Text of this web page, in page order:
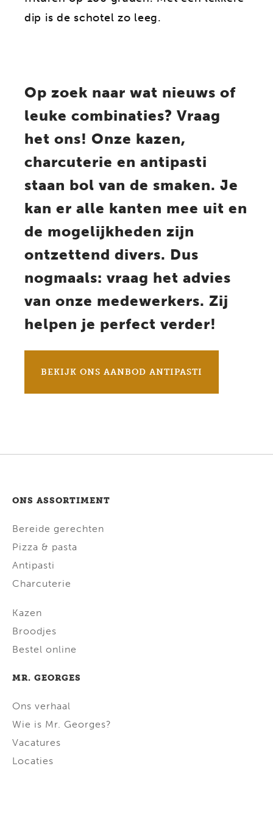
dip is de schotel zo leeg.
Op zoek naar wat nieuws of
leuke combinaties? Vraag
het ons! Onze kazen,
charcuterie en antipasti
staan bol van de smaken. Je
kan er alle kanten mee uit en
de mogelijkheden zijn
ontzettend divers. Dus
nogmaals: vraag het advies
van onze medewerkers. Zij
helpen je perfect verder!
BEKIJK ONS AANBOD ANTIPASTI
ONS ASSORTIMENT
Bereide gerechten
Pizza & pasta
Antipasti
Charcuterie
Kazen
Broodjes
Bestel online
MR. GEORGES
Ons verhaal
Wie is Mr. Georges?
Vacatures
Locaties